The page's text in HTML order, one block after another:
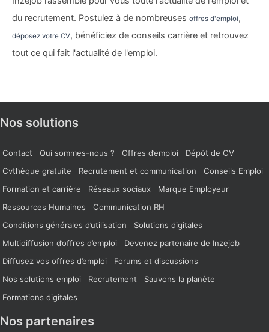
du recrutement. Postulez à de nombreuses offres d'emploi,
déposez votre CV, bénéficiez de conseils carrière et retrouvez
tout ce qui fait l'actualité de l'emploi.
Nos solutions
Contact Qui sommes-nous ? Offres d’emploi
Dépôt de CV
Cvthèque gratuite
Recrutement et communication
Conseils Emploi
Formation et carrière
Réseaux sociaux
Marque Employeur
Ressources Humaines
Communication RH
Conditions générales d’utilisation
Solutions digitales
Multidiffusion d’offres d’emploi
Devenez partenaire de Inzejob
Diffusez vos offres d’emploi
Forums et discussions
Nos solutions emploi
Recrutement
Sauvons la planète
Formations digitales
Nos partenaires